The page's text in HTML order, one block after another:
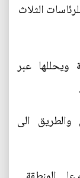
الثلاث
عبر
والطريق الى